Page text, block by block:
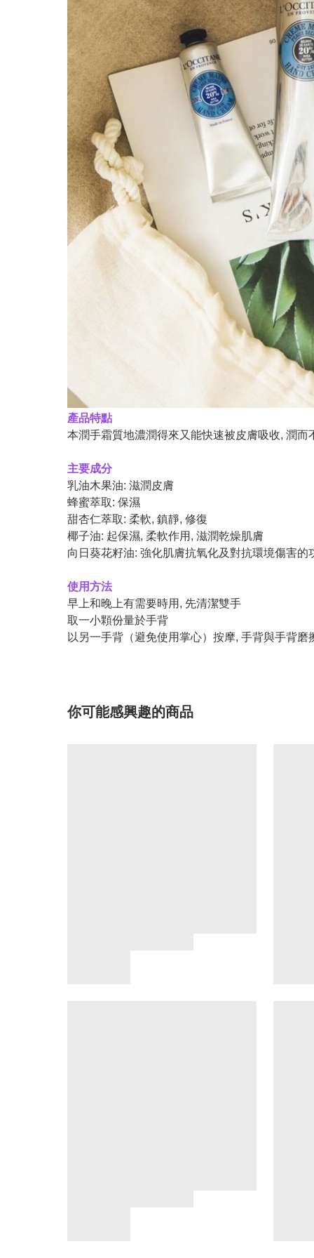
產品特點
本潤手霜質地濃潤得來又能快速被皮膚吸收, 潤而
主要成分
乳油木果油: 滋潤皮膚
蜂蜜萃取: 保濕
甜杏仁萃取: 柔軟, 鎮靜, 修復
椰子油: 起保濕, 柔軟作用, 滋潤乾燥肌膚
向日葵花籽油: 強化肌膚抗氧化及對抗環境傷害的
使用方法
早上和晚上有需要時用, 先清潔雙手
取一小顆份量於手背
以另一手背（避免使用掌心）按摩, 手背與手背
你可能感興趣的商品